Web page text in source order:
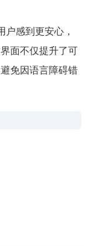
感到更安心，
面不仅提升了可
免因语言障碍错